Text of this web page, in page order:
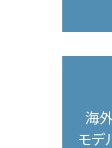
海
モデ